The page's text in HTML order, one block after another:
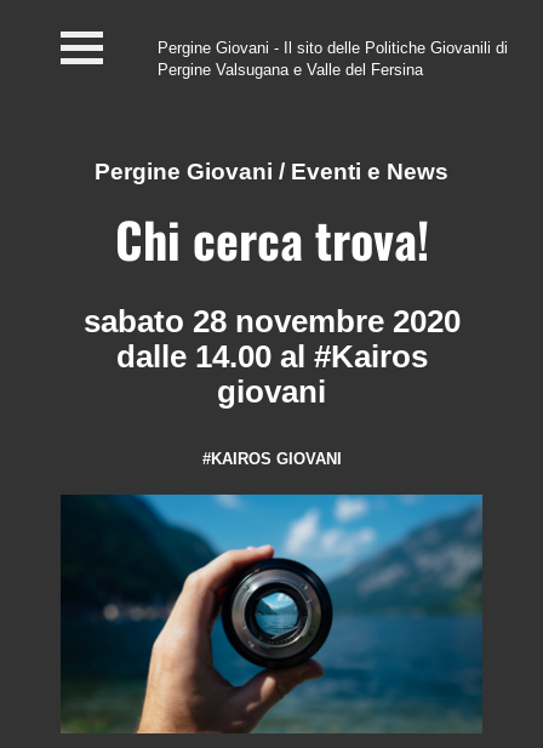
#InfoPoint
Centro #Kairos
del Fersina
Eventi e News
Pergine Giovani - Il sito delle Politiche Giovanili di
Pergine Valsugana e Valle del Fersina
Pergine Giovani / Eventi e News
Chi cerca trova!
sabato 28 novembre 2020
dalle 14.00 al #Kairos
giovani
#KAIROS GIOVANI